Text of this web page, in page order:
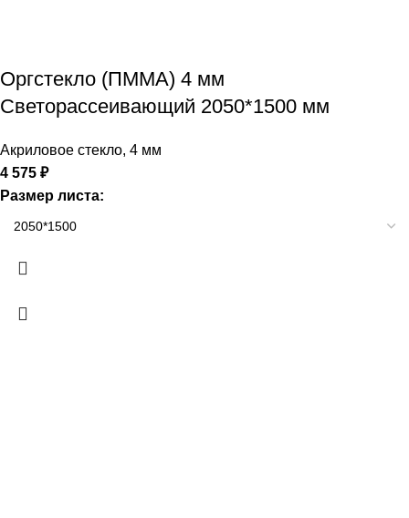
Оргстекло (ПММА) 4 мм
Светорассеивающий 2050*1500 мм
Акриловое стекло, 4 мм
4 575 ₽
Размер листа: